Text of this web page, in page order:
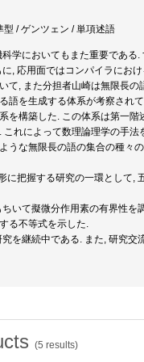
/ ゲンツェン / 単項述語
学においてもまた重要であ
, 応用面ではコンパイラにお
て, また分担者山崎は無限長
語を生成する体系が考察され
を構築した. この体系は第一
れによって数理論理学の手
うな無限長の語の集合の種々
把握する研究の一環として,
いて擬微分作用素の有界性を
る不等式を示した.
を継続中である. また, 研究
(5 results)